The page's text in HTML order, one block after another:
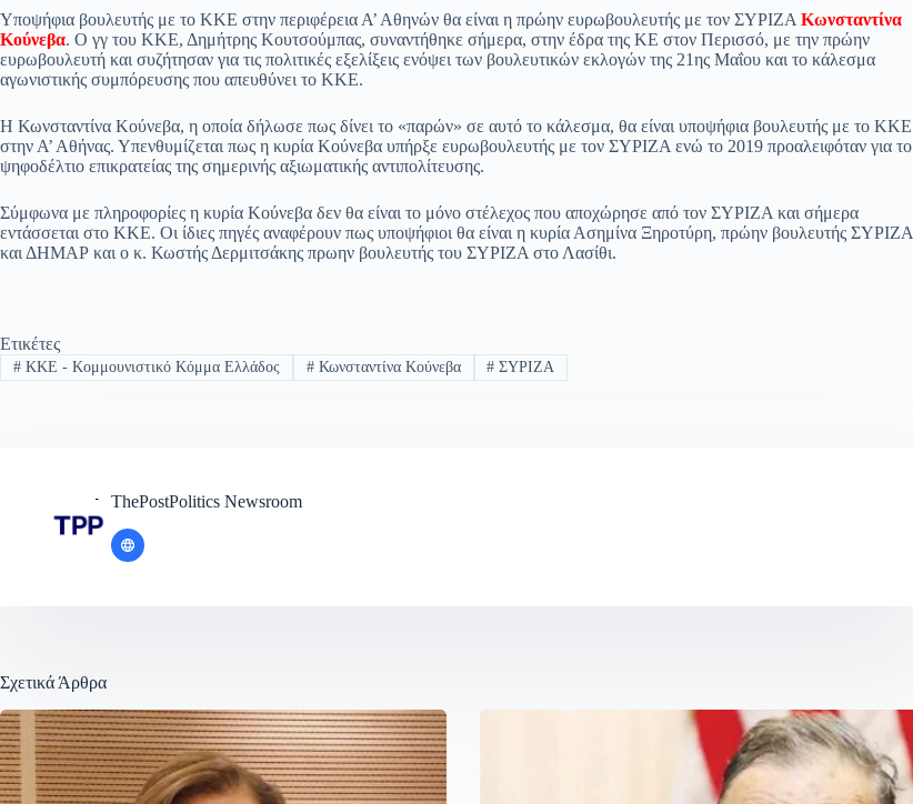
bo
ok
ts
A
pp
gr
a
sa
ge
ail ail ρ
α
στ
εί
τε
Υποψήφια βουλευτής με το ΚΚΕ στην περιφέρεια Α’ Αθηνών θα είναι η πρώην ευρωβουλευτής με τον ΣΥΡΙΖΑ Κωνσταντίνα
Κούνεβα. Ο γγ του ΚΚΕ, Δημήτρης Κουτσούμπας, συναντήθηκε σήμερα, στην έδρα της ΚΕ στον Περισσό, με την πρώην
ευρωβουλευτή και συζήτησαν για τις πολιτικές εξελίξεις ενόψει των βουλευτικών εκλογών της 21ης Μαΐου και το κάλεσμα
αγωνιστικής συμπόρευσης που απευθύνει το ΚΚΕ.
Η Κωνσταντίνα Κούνεβα, η οποία δήλωσε πως δίνει το «παρών» σε αυτό το κάλεσμα, θα είναι υποψήφια βουλευτής με το ΚΚΕ
στην Α’ Αθήνας. Υπενθυμίζεται πως η κυρία Κούνεβα υπήρξε ευρωβουλευτής με τον ΣΥΡΙΖΑ ενώ το 2019 προαλειφόταν για το
ψηφοδέλτιο επικρατείας της σημερινής αξιωματικής αντιπολίτευσης.
Σύμφωνα με πληροφορίες η κυρία Κούνεβα δεν θα είναι το μόνο στέλεχος που αποχώρησε από τον ΣΥΡΙΖΑ και σήμερα
εντάσσεται στο ΚΚΕ. Οι ίδιες πηγές αναφέρουν πως υποψήφιοι θα είναι η κυρία Ασημίνα Ξηροτύρη, πρώην βουλευτής ΣΥΡΙΖΑ
και ΔΗΜΑΡ και ο κ. Κωστής Δερμιτσάκης πρωην βουλευτής του ΣΥΡΙΖΑ στο Λασίθι.
Ετικέτες
#ΚΚΕ - Κομμουνιστικό Κόμμα Ελλάδος #Κωνσταντίνα Κούνεβα # ΣΥΡΙΖΑ
ThePostPolitics Newsroom
Σχετικά Άρθρα